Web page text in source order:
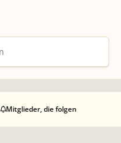
Mitglieder, die folgen